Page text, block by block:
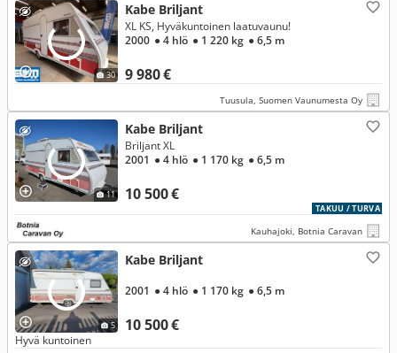
30
Kabe Briljant
9 980 €
XL KS, Hyväkuntoinen laatuvaunu!
2000 ● 4 hlö ● 1 220 kg ● 6,5 m
Tuusula, Suomen Vaunumesta Oy
11
Kabe Briljant
10 500 €
Briljant XL
2001 ● 4 hlö ● 1 170 kg ● 6,5 m
TAKUU / TURVA
Kauhajoki, Botnia Caravan
5
Kabe Briljant
10 500 €
2001 ● 4 hlö ● 1 170 kg ● 6,5 m
Hyvä kuntoinen